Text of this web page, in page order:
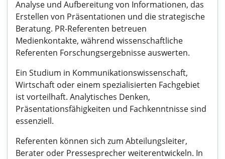
Analyse und Aufbereitung von Informationen, das
Erstellen von Präsentationen und die strategische
Beratung. PR-Referenten betreuen
Medienkontakte, während wissenschaftliche
Referenten Forschungsergebnisse auswerten.
Ein Studium in Kommunikationswissenschaft,
Wirtschaft oder einem spezialisierten Fachgebiet
ist vorteilhaft. Analytisches Denken,
Präsentationsfähigkeiten und Fachkenntnisse sind
essenziell.
Referenten können sich zum Abteilungsleiter,
Berater oder Pressesprecher weiterentwickeln. In